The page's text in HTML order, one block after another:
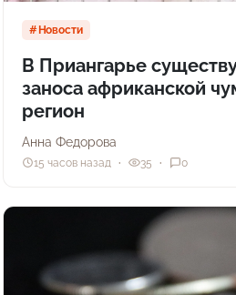
Новости
В Приангарье
заноса африканской
регион
Анна Федорова
15 часов назад 35 0